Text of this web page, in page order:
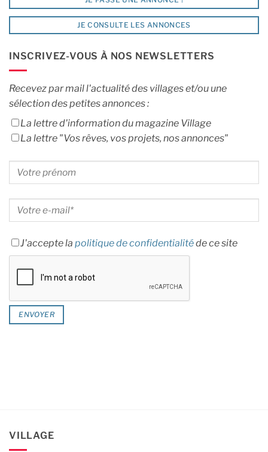
JE CONSULTE LES ANNONCES
INSCRIVEZ-VOUS À NOS NEWSLETTERS
Recevez par mail l'actualité des villages et/ou une
sélection des petites annonces :
La lettre d'information du magazine Village
La lettre "Vos rêves, vos projets, nos annonces"
J'accepte la politique de confidentialitéde ce site
VILLAGE